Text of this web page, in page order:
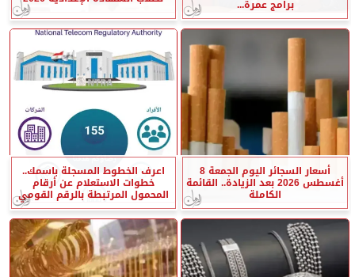
برامج عمرة...
أسعار السجائر اليوم الجمعة 8
أغسطس 2026 بعد الزيادة.. القائمة
الكاملة
اعرف الخطوط المسجلة باسمك..
خطوات الاستعلام عن أرقام
المحمول المرتبطة بالرقم القومي